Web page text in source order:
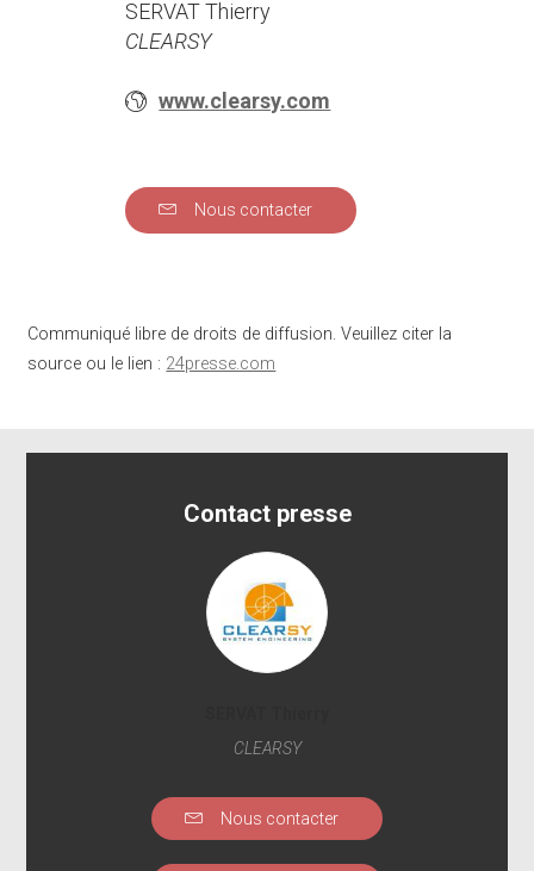
SERVAT Thierry
CLEARSY
www.clearsy.com
Nous contacter
Communiqué libre de droits de diffusion. Veuillez citer la
source ou le lien : 24presse.com
Contact presse
CLEARSY
Nous contacter